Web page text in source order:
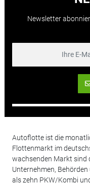
Newsletter
Autoflotte ist die
Flottenmarkt im
wachsenden Markt sind
Unternehmen,
als zehn PKW/Kombi